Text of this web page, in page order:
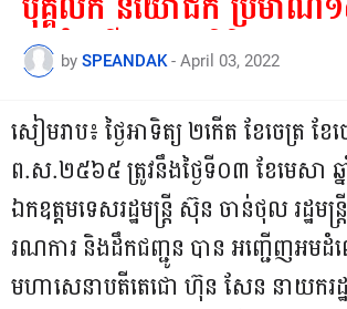
ក្នុងដំណើរចុះត្រួតពិនិត្យវឌ្ឍនភ
គម្រោងសាងសង់អាកាសយានដ្
អន្តរជាតិថ្មី សៀមរាប-អង្គរ
ពពេល និងឃុំតាយ៉ែក ស្រុកសូ
ខេត្តសៀមរាប
by SPEANDAK - April 03, 2022
សៀមរាប៖ ថ្ងៃអាទិត្យ ២កើត ខែចេត្រ ខែច
ព.ស.២៥៦៥ ត្រូវនឹងថ្ងៃទី០៣ ខែមេសា
ឯកឧត្ដមទេសរដ្ឋមន្ត្រី ស៊ុន ចាន់ថុល រដ្ឋម
រណការ និងដឹកជញ្ជូន បាន អញ្ជើញអមដំណ
មហាសេនាបតីតេជោ ហ៊ុន សែន នាយករដ្ឋម